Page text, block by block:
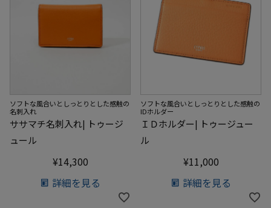
ソフトな風合いとしっとりとした感触の
名刺入れ
ササマチ名刺入れ| トゥージ
ュール
¥14,300
詳細を見る
ソフトな風合いとしっとりとした感触の
IDホルダー
ＩＤホルダー| トゥージュー
ル
¥11,000
詳細を見る